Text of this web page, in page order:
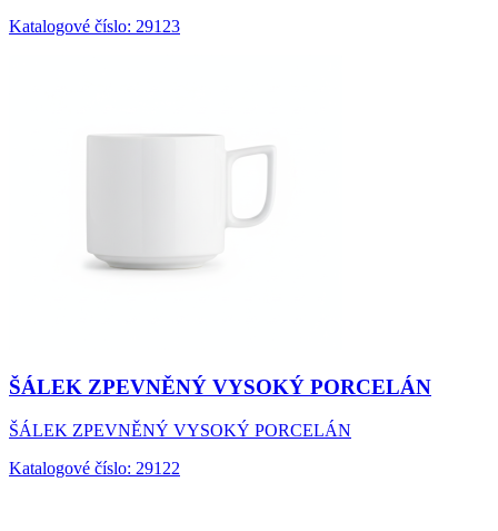
Katalogové číslo: 29123
ŠÁLEK ZPEVNĚNÝ VYSOKÝ PORCELÁN
ŠÁLEK ZPEVNĚNÝ VYSOKÝ PORCELÁN
Katalogové číslo: 29122